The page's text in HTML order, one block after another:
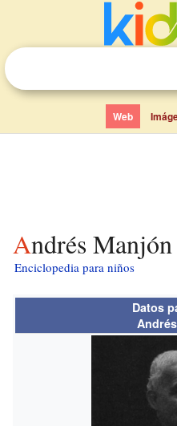
Web
Andrés
Enciclopedia para niños
Datos